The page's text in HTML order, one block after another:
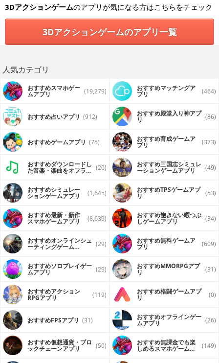
3Dアクションゲームのアプリが気になる方はこちらをチェック
3Dアクションゲームのアプリ一覧
人気カテゴリ
おすすめスマホゲー
ムアプリ (19,279) おすすめマッチングア
プリ (464)
おすすめ占いアプリ (912) おすすめ殿堂入り神アプ
リ (86)
おすすめゲームアプリ (75) おすすめ育成ゲームア
プリ (373)
おすすめダウンロードし
た音楽・楽曲をオフライ (20) おすすめ三国志シミュレ
ーションゲームアプリ (49)
おすすめシミュレー
ションゲームアプリ (1,645) おすすめTPSゲームアプ
リ (53)
おすすめ最新・新作
スマホゲームアプリ (8,639) おすすめ飽きない暇つぶ
しゲームアプリ (34)
おすすめオンラインシュ
ーティングゲーム (29) おすすめ無料ゲームア
プリ (609)
おすすめソロプレイゲー
ムアプリ (29) おすすめ MMORPGアプ
リ (31)
おすすめアクション
RPGアプリ (119) おすすめ格闘ゲームアプ
リ (0)
おすすめFPSアプリ (31) おすすめオフラインゲー
ムアプリ (26)
おすすめ仮想通貨・ブロ
ックチェーンアプリ (50) おすすめ無課金でも楽
しめるスマホゲームア (149)